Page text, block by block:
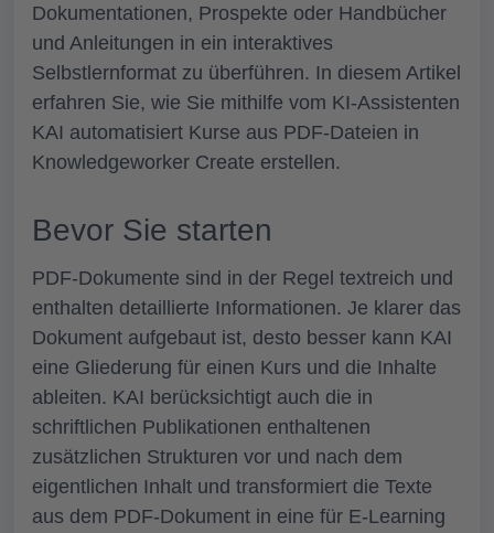
Dokumentationen, Prospekte oder Handbücher
und Anleitungen in ein interaktives
Selbstlernformat zu überführen. In diesem Artikel
erfahren Sie, wie Sie mithilfe vom KI-Assistenten
KAI automatisiert Kurse aus PDF-Dateien in
Knowledgeworker Create erstellen.
Bevor Sie starten
PDF-Dokumente sind in der Regel textreich und
enthalten detaillierte Informationen. Je klarer das
Dokument aufgebaut ist, desto besser kann KAI
eine Gliederung für einen Kurs und die Inhalte
ableiten. KAI berücksichtigt auch die in
schriftlichen Publikationen enthaltenen
zusätzlichen Strukturen vor und nach dem
eigentlichen Inhalt und transformiert die Texte
aus dem PDF-Dokument in eine für E-Learning